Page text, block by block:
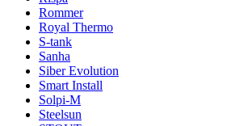
Rommer
Royal Thermo
S-tank
Sanha
Siber Evolution
Smart Install
Solpi-M
Steelsun